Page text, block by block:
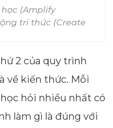
(Amplify
tri thức (Create
2 của quy trình
về kiến thức. Mỗi
hỏi nhiều nhất có
làm gì là đúng với